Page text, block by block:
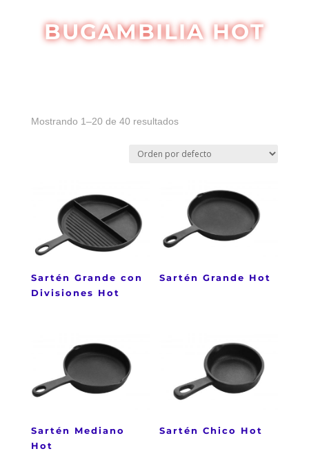
BUGAMBILIA HOT
Mostrando 1–20 de 40 resultados
Sartén Grande con
Divisiones Hot
Sartén Grande Hot
Sartén Mediano
Hot
Sartén Chico Hot